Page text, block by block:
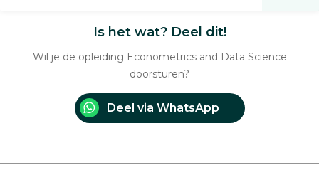
Is het wat? Deel dit!
Wil je de opleiding Econometrics and Data Science
doorsturen?
Deel via WhatsApp